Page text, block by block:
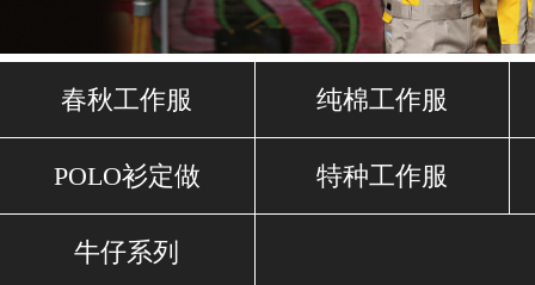
春秋工作服 纯棉工作服
POLO衫定做 特种工作服
牛仔系列